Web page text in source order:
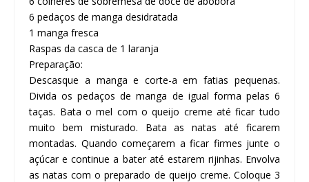
6 pedaços de manga desidratada
1 manga fresca
Raspas da casca de 1 laranja
Preparação:
Descasque a manga e corte-a em fatias pequenas.
Divida os pedaços de manga de igual forma pelas 6
taças. Bata o mel com o queijo creme até ficar tudo
muito bem misturado. Bata as natas até ficarem
montadas. Quando começarem a ficar firmes junte o
açúcar e continue a bater até estarem rijinhas. Envolva
as natas com o preparado de queijo creme. Coloque 3